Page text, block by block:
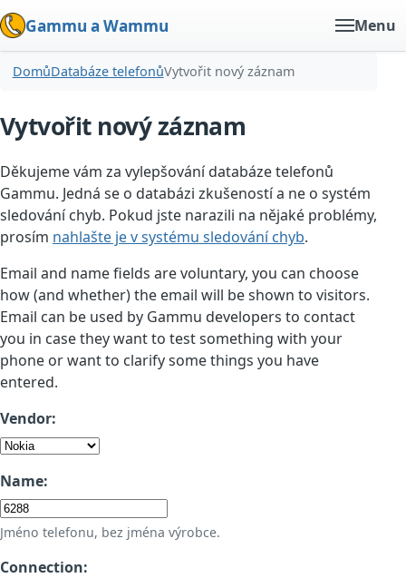
Gammu a Wammu Menu
DomůDatabáze telefonůVytvořit nový záznam
Vytvořit nový záznam
Děkujeme vám za vylepšování databáze telefonů
Gammu. Jedná se o databázi zkušeností a ne o systém
sledování chyb. Pokud jste narazili na nějaké problémy,
prosím nahlašte je v systému sledování chyb.
Email and name fields are voluntary, you can choose
how (and whether) the email will be shown to visitors.
Email can be used by Gammu developers to contact
you in case they want to test something with your
phone or want to clarify some things you have
entered.
Vendor:
Name:
Jméno telefonu, bez jména výrobce.
Connection: